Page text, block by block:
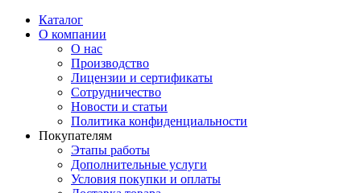
Каталог
О компании
О нас
Производство
Лицензии и сертификаты
Сотрудничество
Новости и статьи
Политика конфиденциальности
Покупателям
Этапы работы
Дополнительные услуги
Условия покупки и оплаты